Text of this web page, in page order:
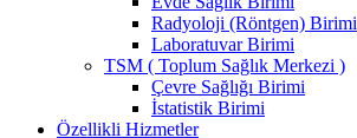
Radyoloji (Röntgen) Birimi
Laboratuvar Birimi
TSM ( Toplum Sağlık Merkezi )
Çevre Sağlığı Birimi
İstatistik Birimi
Özellikli Hizmetler